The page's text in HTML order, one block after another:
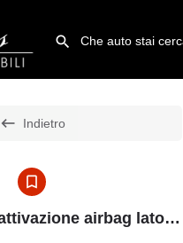
Indietro
Funzione di disattivazione airbag lato guidatore